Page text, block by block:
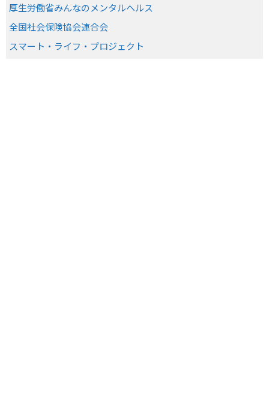
厚生労働省みんなのメンタルヘルス
全国社会保険協会連合会
スマート・ライフ・プロジェクト